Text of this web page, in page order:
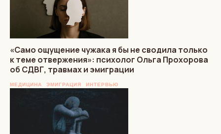
«Само ощущение чужака я бы не сводила только
к теме отвержения»: психолог Ольга Прохорова
об СДВГ, травмах и эмиграции
МЕДИЦИНА ЭМИГРАЦИЯ ИНТЕРВЬЮ